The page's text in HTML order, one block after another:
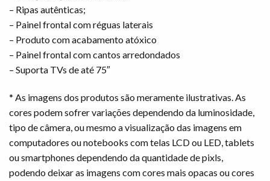
– Ripas autênticas;
– Painel frontal com réguas laterais
– Produto com acabamento atóxico
– Painel frontal com cantos arredondados
– Suporta TVs de até 75″
* As imagens dos produtos são meramente ilustrativas. As
cores podem sofrer variações dependendo da luminosidade,
tipo de câmera, ou mesmo a visualização das imagens em
computadores ou notebooks com telas LCD ou LED, tablets
ou smartphones dependendo da quantidade de pixls,
podendo deixar as imagens com cores mais opacas ou cores